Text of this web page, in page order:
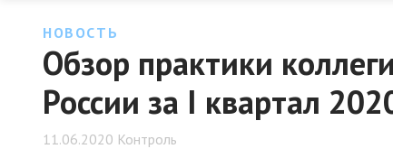
НОВОСТЬ
Обзор практики
России за I квартал
11.06.2020 Контроль